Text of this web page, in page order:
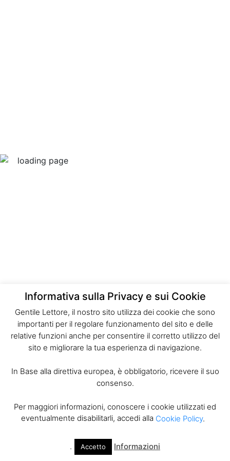
Informativa sulla Privacy e sui Cookie
Gentile Lettore, il nostro sito utilizza dei cookie che sono
importanti per il regolare funzionamento del sito e delle
relative funzioni anche per consentire il corretto utilizzo del
sito e migliorare la tua esperienza di navigazione.
In Base alla direttiva europea, è obbligatorio, ricevere il suo
consenso.
Per maggiori informazioni, conoscere i cookie utilizzati ed
eventualmente disabilitarli, accedi alla Cookie Policy.
. Accetto Informazioni